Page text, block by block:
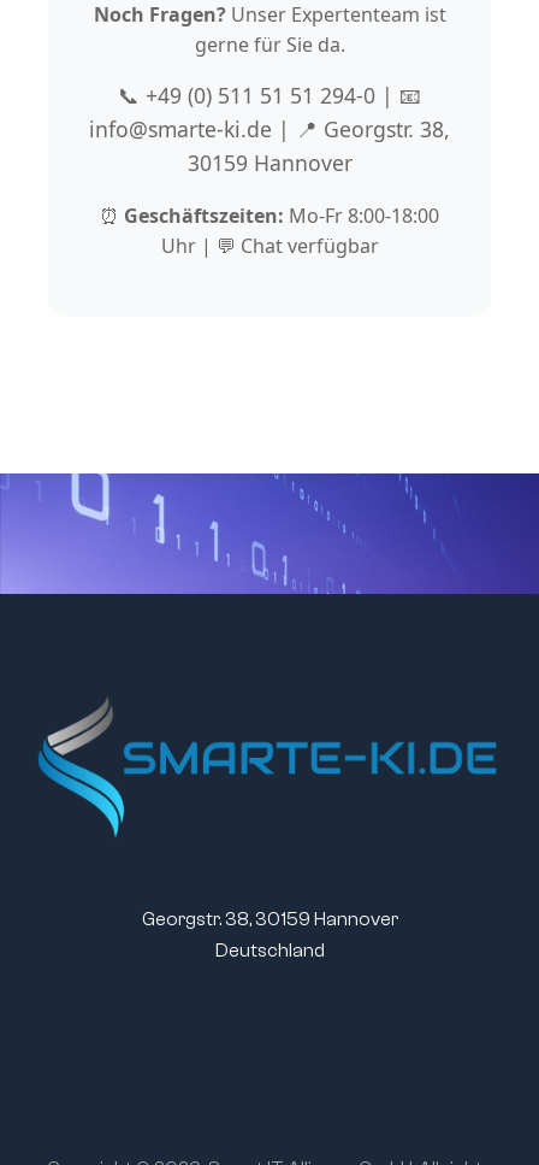
Noch Fragen?Unser Expertenteam ist
gerne für Sie da.
📞 +49 (0) 511 51 51 294-0 | 📧
info@smarte-ki.de | 📍 Georgstr. 38,
30159 Hannover
⏰ Geschäftszeiten: Mo-Fr 8:00-18:00
Uhr | 💬 Chat verfügbar
Georgstr. 38, 30159 Hannover
Deutschland